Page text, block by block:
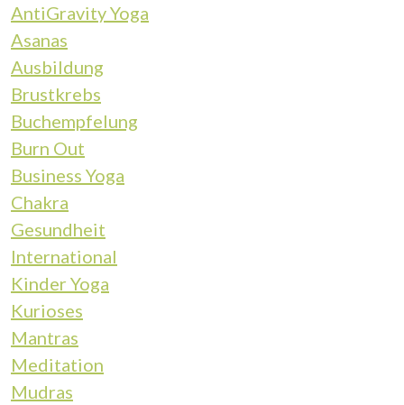
AntiGravity Yoga
Asanas
Ausbildung
Brustkrebs
Buchempfelung
Burn Out
Business Yoga
Chakra
Gesundheit
International
Kinder Yoga
Kurioses
Mantras
Meditation
Mudras